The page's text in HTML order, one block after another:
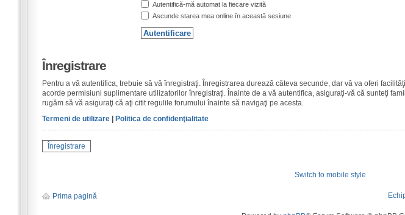
Autentifică-mă automat la fiecare vizită
Ascunde starea mea online în această sesiune
Înregistrare
Pentru a vă autentifica, trebuie să vă înregistraţi. Înregistrarea durează câteva secunde, dar vă va oferi
acorde permisiuni suplimentare utilizatorilor înregistraţi. Înainte de a vă autentifica, asiguraţi-vă că sunteţi
rugăm să vă asiguraţi că aţi citit regulile forumului înainte să navigaţi pe acesta.
Termeni de utilizare| Politica de confidenţialitate
Înregistrare
Switch to mobile style
Prima pagină